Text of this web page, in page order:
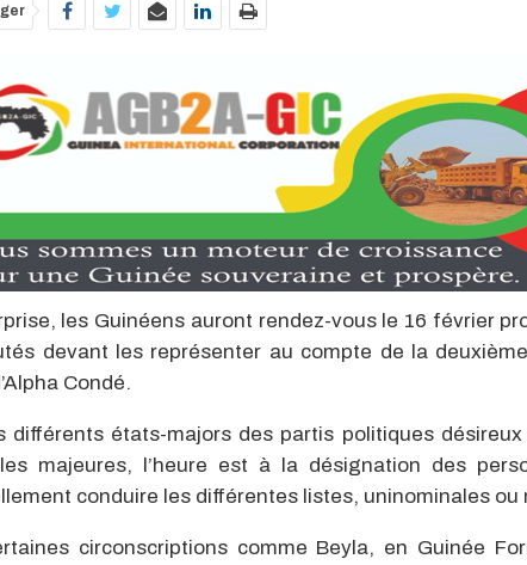
les Guinéens auront rendez-vous le 16 février
devant les représenter au compte de la
Condé.
différents états-majors des partis politiques
majeures, l’heure est à la désignation des
conduire les différentes listes, uninominales ou
circonscriptions comme Beyla, en Guinée